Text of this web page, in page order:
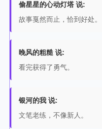
偷星星的心动灯塔 说:
故事戛然而止，恰到好处。
晚风的粗糙 说:
看完获得了勇气。
银河的我 说:
文笔老练，不像新人。